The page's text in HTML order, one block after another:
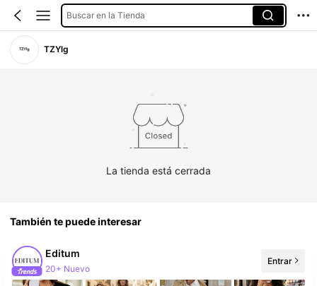
Buscar en la Tienda
TZYlg
La tienda está cerrada
También te puede interesar
Editum
20+ Nuevo
Entrar